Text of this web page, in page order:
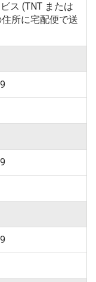
ス (TNT または
所に宅配便で送